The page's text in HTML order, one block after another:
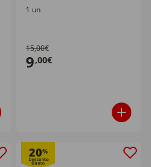
1 un
15,00€
9,00€
20%